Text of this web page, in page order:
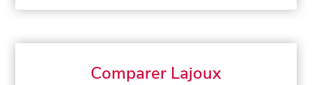
Comparer Lajoux